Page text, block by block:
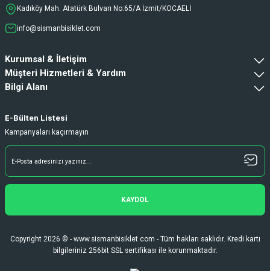
Kadıköy Mah. Atatürk Bulvarı No:65/A İzmit/KOCAELİ
info@sismanbisiklet.com
Kurumsal & İletişim
Müşteri Hizmetleri & Yardım
Bilgi Alanı
E-Bülten Listesi
Kampanyaları kaçırmayın
KAYDOL
Copyright 2026 © - www.sismanbisiklet.com - Tüm hakları saklıdır. Kredi kartı
bilgileriniz 256bit SSL sertifikası ile korunmaktadır.